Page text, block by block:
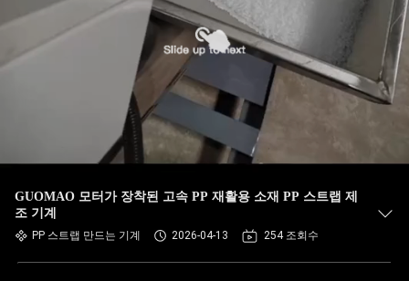
GUOMAO 모터가 장착된 고속 PP 재활용 소재 PP 스트랩 제
조 기계
PP 스트랩 만드는 기계 2026-04-13 254 조회수